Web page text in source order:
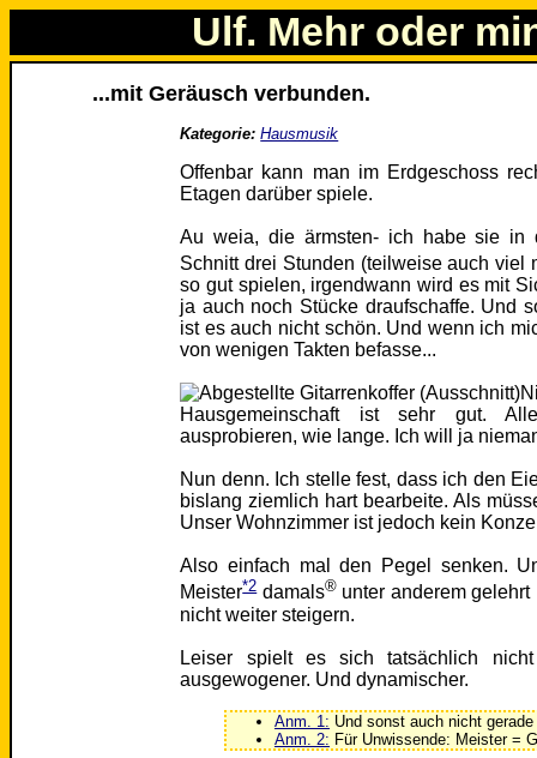
Ulf. Mehr oder
...mit Geräusch verbunden.
Kategorie: Hausmusik
Offenbar kann man im Erdgeschoss
Etagen darüber spiele.
Au weia, die ärmsten- ich habe sie in
Schnitt drei Stunden (teilweise auch viel
so gut spielen, irgendwann wird es mit
ja auch noch Stücke draufschaffe. Und
ist es auch nicht schön. Und wenn ich
von wenigen Takten befasse...
Hausgemeinschaft ist sehr gut.
ausprobieren, wie lange. Ich will ja
Nun denn. Ich stelle fest, dass ich den
bislang ziemlich hart bearbeite. Als
Unser Wohnzimmer ist jedoch kein
Also einfach mal den Pegel senken.
Meister*2damals®unter anderem gelehrt
nicht weiter steigern.
Leiser spielt es sich tatsächlich
ausgewogener. Und dynamischer.
Anm. 1: Und sonst auch nicht
Anm. 2: Für Unwissende: Meister =